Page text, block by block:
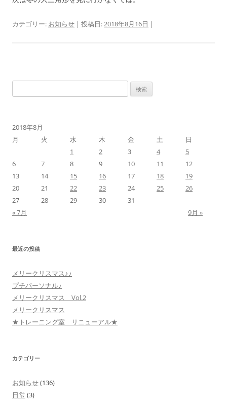
カテゴリー: お知らせ | 投稿日:2018年8月16日 |
索:
2018年8月
月
火 水 木 金 土
日
1
2 3 4
5
6
7 8 9 10 11
12
13
14 15 16 17 18
19
20
21 22 23 24 25
26
27
28 29 30
31
« 7月
9月 »
最近の投稿
メリークリスマス♪♪
プチパーソナル♪
メリークリスマス Vol.2
メリークリスマス
★トレーニング室 リニューアル★
カテゴリー
お知らせ(136)
日常 (3)